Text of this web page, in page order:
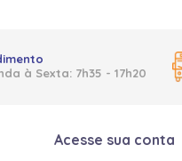
à Sexta: 7h35 - 17h20
Acesse sua conta